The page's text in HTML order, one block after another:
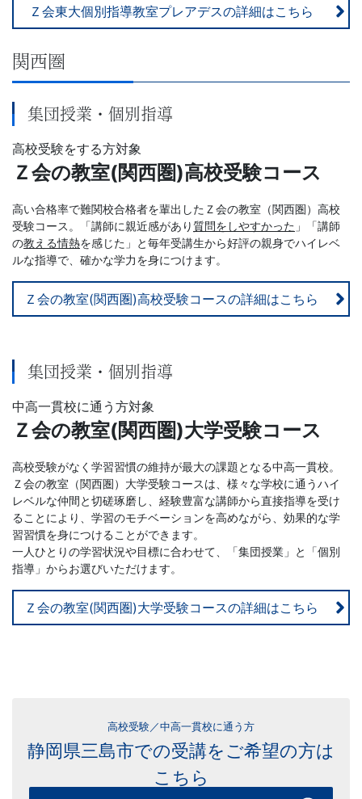
Ｚ会東大個別指導教室プレアデスの詳細はこちら
関西圏
集団授業・個別指導
高校受験をする方対象
Ｚ会の教室(関西圏)高校受験コース
高い合格率で難関校合格者を輩出したＺ会の教室（関西圏）高校
受験コース。「講師に親近感があり質問をしやすかった 」「講師
の教える情熱を感じた」と毎年受講生から好評の親身でハイレベ
ルな指導で、確かな学力を身につけます。
Ｚ会の教室(関西圏)高校受験コースの詳細はこちら
集団授業・個別指導
中高一貫校に通う方対象
Ｚ会の教室(関西圏)大学受験コース
高校受験がなく学習習慣の維持が最大の課題となる中高一貫校。
Ｚ会の教室（関西圏）大学受験コースは、様々な学校に通うハイ
レベルな仲間と切磋琢磨し、経験豊富な講師から直接指導を受け
ることにより、学習のモチベーションを高めながら、効果的な学
習習慣を身につけることができます。
一人ひとりの学習状況や目標に合わせて、「集団授業」と「個別
指導」からお選びいただけます。
Ｚ会の教室(関西圏)大学受験コースの詳細はこちら
高校受験／中高一貫校に通う方
静岡県三島市での受講をご希望の方は
こちら